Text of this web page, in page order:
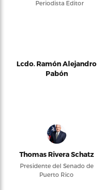
Periodista Editor
Lcdo. Ramón Alejandro
Pabón
Thomas Rivera Schatz
Presidente del Senado de
Puerto Rico